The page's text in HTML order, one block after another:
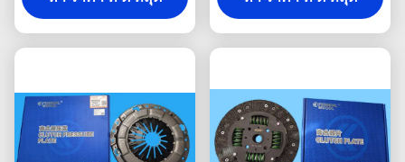
Wall 2.8TC
การใช้งานยาว